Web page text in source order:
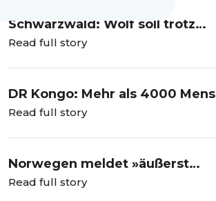
Schwarzwald: Wolf soll trotz
Abschussgenehmigung
Read full story
DR Kongo: Mehr als 4000
mit Ebola infiziert
Read full story
Norwegen meldet »äußerst
ungewöhnliche« Todesfälle von
Read full story